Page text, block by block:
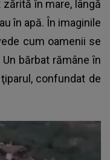
în mare, lângă
în apă. În imaginile
cum oamenii se
bărbat rămâne în
confundat de